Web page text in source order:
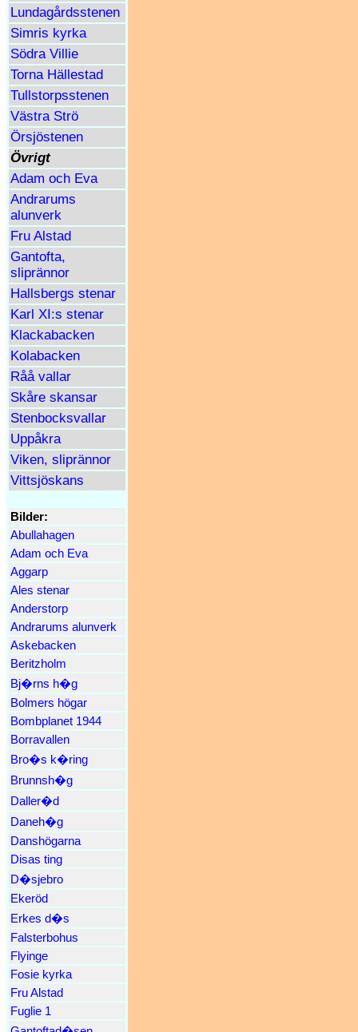
Lundagårdsstenen
Simris kyrka
Södra Villie
Torna Hällestad
Tullstorpsstenen
Västra Strö
Örsjöstenen
Övrigt
Adam och Eva
Andrarums
alunverk
Fru Alstad
Gantofta,
sliprännor
Hallsbergs stenar
Karl XI:s stenar
Klackabacken
Kolabacken
Råå vallar
Skåre skansar
Stenbocksvallar
Uppåkra
Viken, sliprännor
Vittsjöskans
Bilder:
Abullahagen
Adam och Eva
Aggarp
Ales stenar
Anderstorp
Andrarums alunverk
Askebacken
Beritzholm
Bj�rns h�g
Bolmers högar
Bombplanet 1944
Borravallen
Bro�s k�ring
Brunnsh�g
Daller�d
Daneh�g
Danshögarna
Disas ting
D�sjebro
Ekeröd
Erkes d�s
Falsterbohus
Flyinge
Fosie kyrka
Fru Alstad
Fuglie 1